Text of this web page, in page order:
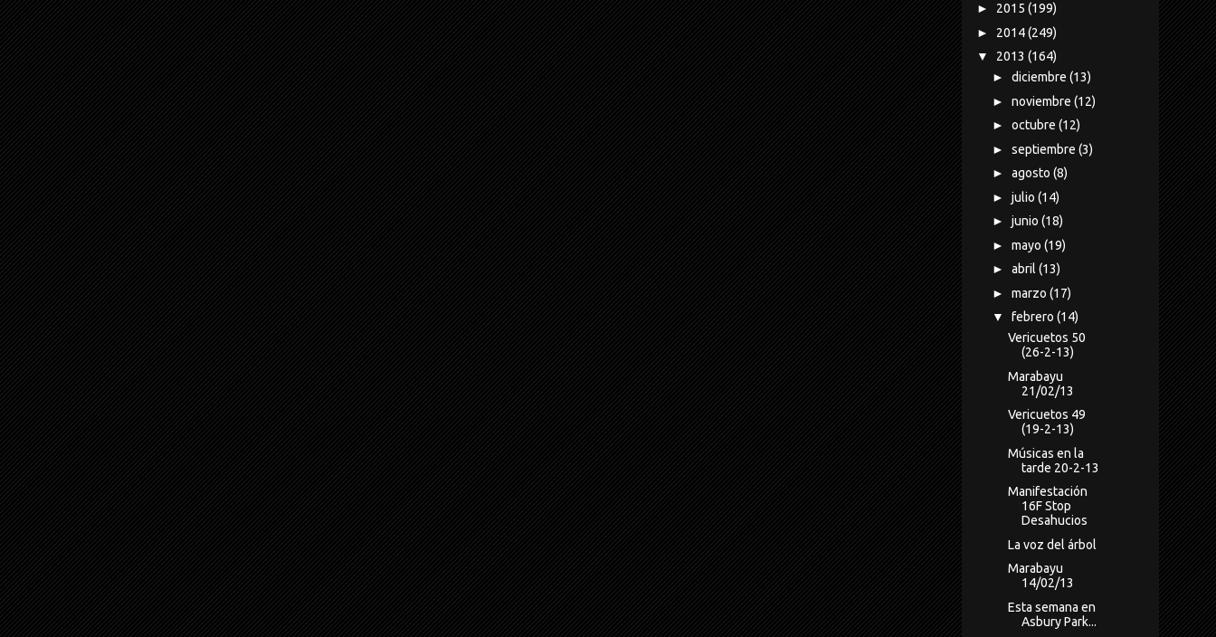
► 2015 (199)
► 2014(249)
▼ 2013 (164)
► diciembre (13)
► noviembre (12)
► octubre (12)
► septiembre (3)
► agosto (8)
► julio (14)
► junio (18)
► mayo (19)
► abril (13)
► marzo (17)
▼ febrero (14)
Vericuetos 50
(26-2-13)
Marabayu
21/02/13
Vericuetos 49
(19-2-13)
Músicas en la
tarde 20-2-13
Manifestación
16F Stop
Desahucios
La voz del árbol
Marabayu
14/02/13
Esta semana en
Asbury Park...